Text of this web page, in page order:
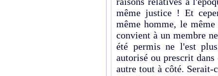
même justice ! Et
même homme, le
convient à un membre
été permis ne l'est
autorisé ou prescrit
autre tout à côté.